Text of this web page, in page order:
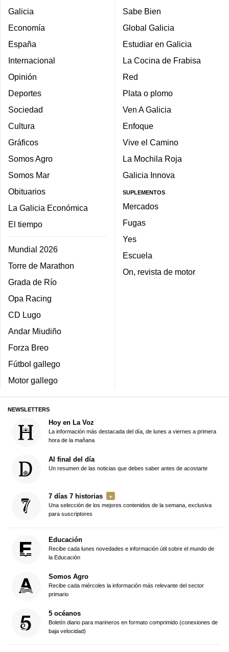
Galicia
Economía
España
Internacional
Opinión
Deportes
Sociedad
Cultura
Gráficos
Somos Agro
Somos Mar
Obituarios
La Galicia Económica
El tiempo
Mundial 2026
Torre de Marathon
Grada de Río
Opa Racing
CD Lugo
Andar Miudiño
Forza Breo
Fútbol gallego
Motor gallego
Sabe Bien
Global Galicia
Estudiar en Galicia
La Cocina de Frabisa
Red
Plata o plomo
Ven A Galicia
Enfoque
Vive el Camino
La Mochila Roja
Galicia Innova
SUPLEMENTOS
Mercados
Fugas
Yes
Escuela
On, revista de motor
NEWSLETTERS
Hoy en La Voz
La información más destacada del día, de lunes a viernes a primera
hora de la mañana
Al final del día
Un resumen de las noticias que debes saber antes de acostarte
7 días 7 historias
Una selección de los mejores contenidos de la semana, exclusiva
para suscriptores
Educación
Recibe cada lunes novedades e información útil sobre el mundo de
la Educación
Somos Agro
Recibe cada miércoles la información más relevante del sector
primario
5 océanos
Boletín diario para marineros en formato comprimido (conexiones de
baja velocidad)